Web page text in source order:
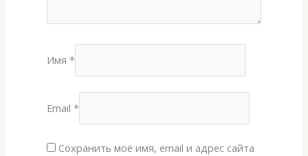
Имя*
Email*
Сохранить моё имя, email и адрес сайта